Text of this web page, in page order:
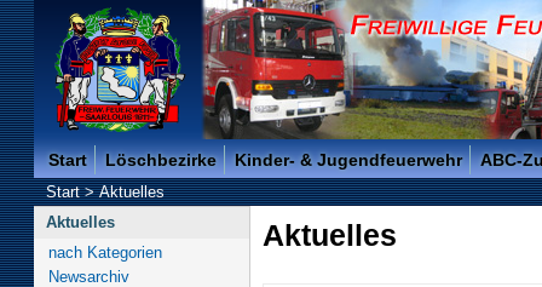
Freiwillige Feuerwehr der Kreisstadt Saarlouis -
Start Löschbezirke Kinder- & Jugendfeuerwehr ABC-
Start>Aktuelles
Aktuelles
nach Kategorien
Newsarchiv
Aktuelles